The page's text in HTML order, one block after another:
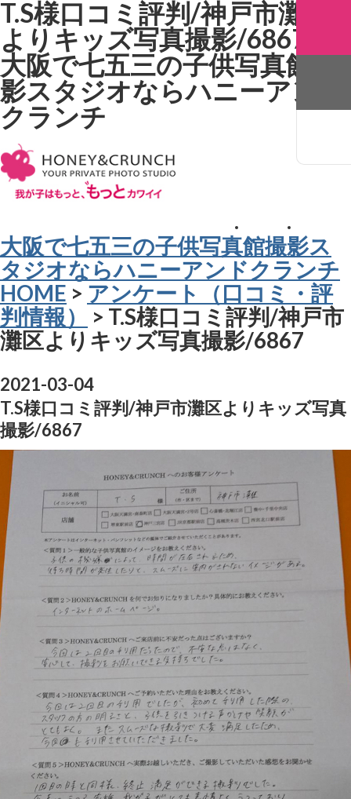
T.S様口コミ評判/神戸市灘区
よりキッズ写真撮影/6867。
大阪で七五三の子供写真館撮
影スタジオならハニーアンド
クランチ
大阪で七五三の子供写真館撮影ス
タジオならハニーアンドクランチ
HOME > アンケート（口コミ・評
判情報）
> T.S様口コミ評判/神戸市
灘区よりキッズ写真撮影/6867
2021-03-04
T.S様口コミ評判/神戸市灘区よりキッズ写真
撮影/6867